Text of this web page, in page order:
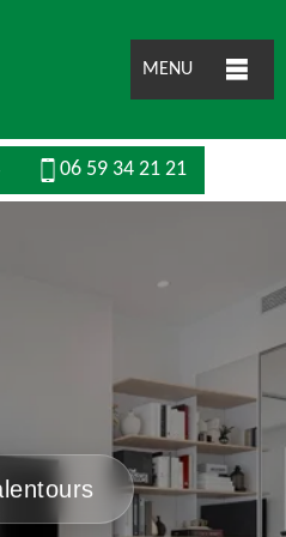
MENU
06 59 34 21 21